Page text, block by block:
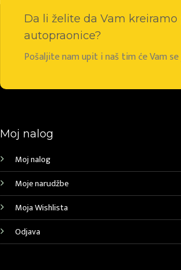
Da li želite da Vam
autopraonice?
Pošaljite nam upit i naš tim će Vam
Moj nalog
Moj nalog
Moje narudžbe
Moja Wishlista
Odjava